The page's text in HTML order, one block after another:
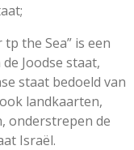
the Sea” is een
Joodse staat,
staat bedoeld van
landkaarten,
onderstrepen de
Israël.